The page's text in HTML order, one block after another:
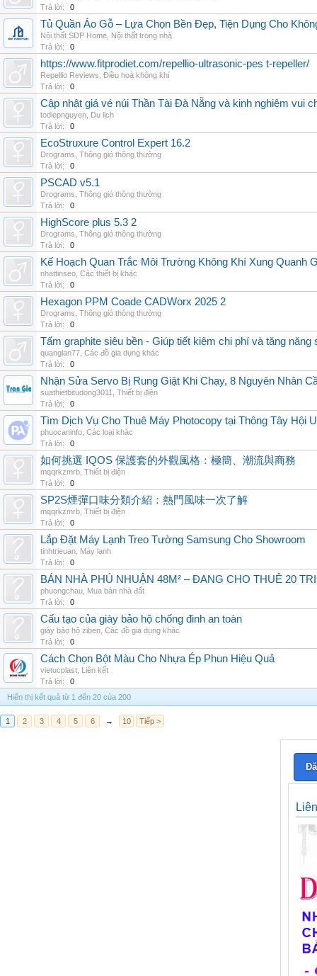
Trả lời:
0
Tủ Quần Áo Gỗ – Lựa Chọn Bền Đẹp, Tiện Dụng Cho
Nội thất SDP Home Nội thất trong nhà
Trả lời:
0
https://www.fitprodiet.com/repellio-ultrasonic-pes t-repeller/
Repellio Reviews Điều hoà không khí
Trả lời:
0
Cập nhật giá vé núi Thần Tài Đà Nẵng và kinh nghiệm vui
todiepnguyen Du lịch
Trả lời:
0
EcoStruxure Control Expert 16.2
Drograms Thông gió thông thường
Trả lời:
0
PSCAD v5.1
Drograms Thông gió thông thường
Trả lời:
0
HighScore plus 5.3 2
Drograms Thông gió thông thường
Trả lời:
0
Kế Hoạch Quan Trắc Môi Trường Không Khí Xung Quanh
nhattinseo Các thiết bị khác
Trả lời:
0
Hexagon PPM Coade CADWorx 2025 2
Drograms Thông gió thông thường
Trả lời:
0
Tấm graphite siêu bền - Giúp tiết kiệm chi phí và tăng năng
quanglan77 Các đồ gia dụng khác
Trả lời:
0
Nhận Sửa Servo Bị Rung Giật Khi Chạy, 8 Nguyên Nhân
suathietbitudong3011
Thiết bị điện
Trả lời:
0
Tìm Dịch Vụ Cho Thuê Máy Photocopy tại Thông Tây Hội
phuocaninfo Các loại khác
Trả lời:
0
如何挑選 IQOS 保護套的外觀風格：極簡、潮流與商務
mqqrkzmrb Thiết bị điện
Trả lời:
0
SP2S煙彈口味分類介紹：熱門風味一次了解
mqqrkzmrb Thiết bị điện
Trả lời:
0
Lắp Đặt Máy Lạnh Treo Tường Samsung Cho Showroom
tinhtrieuan Máy lạnh
Trả lời:
0
BÁN NHÀ PHÚ NHUẬN 48M² – ĐANG CHO THUÊ 20
phuongchau Mua bán nhà đất
Trả lời:
0
Cấu tạo của giày bảo hộ chống đinh an toàn
giày bảo hộ ziben Các đồ gia dụng khác
Trả lời:
0
Cách Chọn Bột Màu Cho Nhựa Ép Phun Hiệu Quả
vietucplast Liên kết
Trả lời:
0
Hiển thị kết quả từ 1 đến 20 của 200
1 2 3 4 5 6 → 10 Tiếp >